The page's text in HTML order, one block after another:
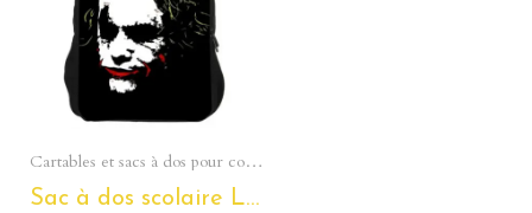
Aperçu rapide Cartables et sacs à dos pour collégiens et lycéens - Section Ados
Sac à dos scolaire LE JOKER pour ados et étudiants